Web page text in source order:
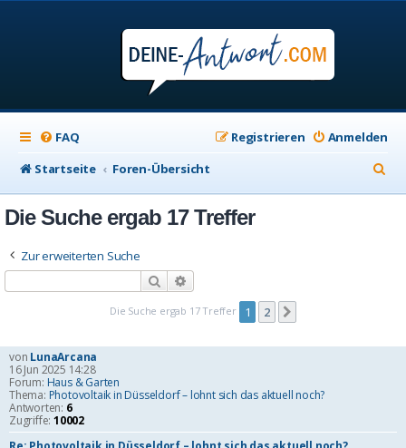
FAQ Anmelden
Registrieren
Startseite
Foren-Übersicht
u
Die Suche ergab 17 Treffer
Zur erweiterten Suche
Suche
Die Suche ergab 17 Treffer 1 2
von LunaArcana
16 Jun 2025 14:28
Forum: Haus & Garten
Thema: Photovoltaik in Düsseldorf – lohnt sich das aktuell noch?
Antworten: 6
Zugriffe: 10002